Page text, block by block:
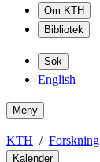
Om KTH
Bibliotek
Sök
English
Meny
KTH Forskning
Kalender